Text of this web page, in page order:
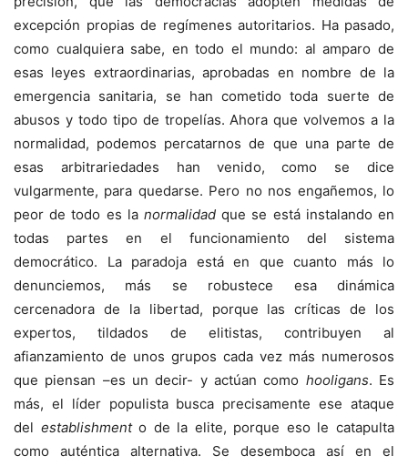
excepción propias de regímenes autoritarios. Ha pasado,
como cualquiera sabe, en todo el mundo: al amparo de
esas leyes extraordinarias, aprobadas en nombre de la
emergencia sanitaria, se han cometido toda suerte de
abusos y todo tipo de tropelías. Ahora que volvemos a la
normalidad, podemos percatarnos de que una parte de
esas arbitrariedades han venido, como se dice
vulgarmente, para quedarse. Pero no nos engañemos, lo
peor de todo es la normalidad que se está instalando en
todas partes en el funcionamiento del sistema
democrático. La paradoja está en que cuanto más lo
denunciemos, más se robustece esa dinámica
cercenadora de la libertad, porque las críticas de los
expertos, tildados de elitistas, contribuyen al
afianzamiento de unos grupos cada vez más numerosos
que piensan –es un decir- y actúan como hooligans. Es
más, el líder populista busca precisamente ese ataque
del establishmento de la elite, porque eso le catapulta
como auténtica alternativa. Se desemboca así en el